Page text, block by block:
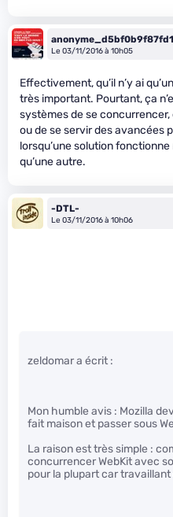
Le 03/11/2016 à 10h05
Effectivement, qu’il n’y ai
très important. Pourtant, ça
systèmes de se concurrencer,
ou de se servir des avancées
lorsqu’une solution
qu’une autre.
-DTL-
Le 03/11/2016 à 10h06
zeldomar a écrit :
Mon humble avis : Mozilla
fait maison et passer sous
La raison est très simple :
concurrencer WebKit avec
pour la plupart car